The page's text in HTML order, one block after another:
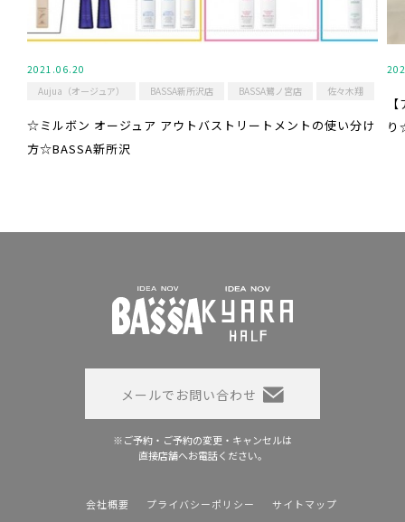
2021.06.20
Aujua（オージュア）
BASSA新所沢店 BASSA鷺ノ宮店 佐々木翔
☆ミルボン オージュア アウトバストリートメントの使い分け
方☆BASSA新所沢
り
メールでお問い合わせ
※ご予約・ご予約の変更・キャンセルは
直接店舗へお電話ください。
会社概要 プライバシーポリシー サイトマップ